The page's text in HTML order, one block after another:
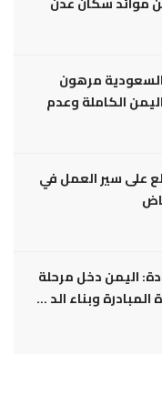
مرهون
الكاملة وعدم
على سير العمل في
اليمن دخل مرحلة
وبناء الد ...